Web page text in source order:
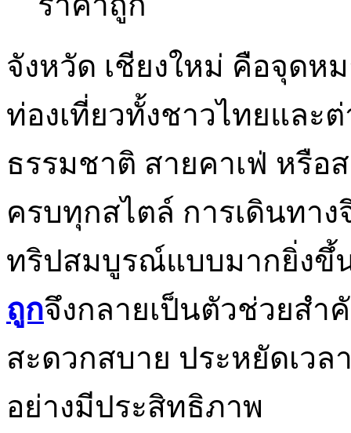
จังหวัด เชียงใหม่ คือจุดห
ท่องเที่ยวทั้งชาวไทยและ
ธรรมชาติ สายคาเฟ่ หรือ
ครบทุกสไตล์ การเดินทา
ทริปสมบูรณ์แบบมากยิ่งขึ้
ถูกจึงกลายเป็นตัวช่วยส
สะดวกสบาย ประหยัดเว
อย่างมีประสิทธิภาพ